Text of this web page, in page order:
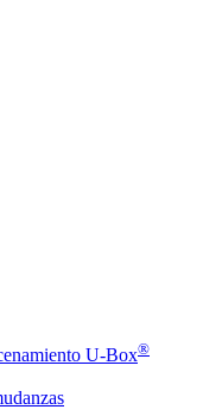
U-Box®